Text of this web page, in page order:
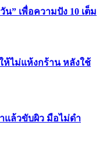
น” เพื่อความปัง 10 เต็ม
ห้ไม่แห้งกร้าน หลังใช้
าแล้วขับผิว มือไม่ดำ